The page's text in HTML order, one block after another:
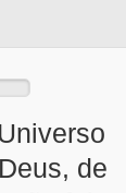
de